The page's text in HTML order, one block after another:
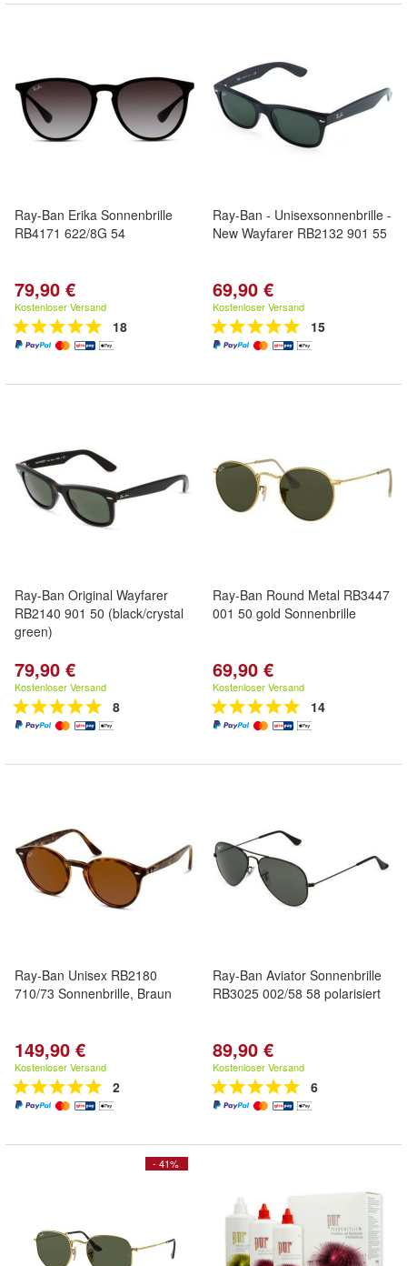
Ray-Ban Erika Sonnenbrille
RB4171 622/8G 54
79,90 €
Kostenloser Versand
18
Ray-Ban - Unisexsonnenbrille -
New Wayfarer RB2132 901 55
69,90 €
Kostenloser Versand
15
Ray-Ban Original Wayfarer
RB2140 901 50 (black/crystal
green)
79,90 €
Kostenloser Versand
8
Ray-Ban Round Metal RB3447
001 50 gold Sonnenbrille
69,90 €
Kostenloser Versand
14
Ray-Ban Unisex RB2180
710/73 Sonnenbrille, Braun
149,90 €
Kostenloser Versand
2
Ray-Ban Aviator Sonnenbrille
RB3025 002/58 58 polarisiert
89,90 €
Kostenloser Versand
6
- 41%